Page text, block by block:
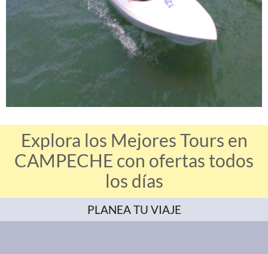
Explora los Mejores Tours en
CAMPECHE con ofertas todos
los días
PLANEA TU VIAJE